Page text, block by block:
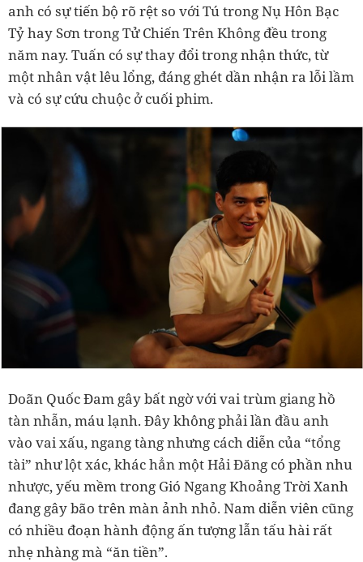
anh có sự tiến bộ rõ rệt so với Tú trong Nụ Hôn Bạc
Tỷ hay Sơn trong Tử Chiến Trên Không đều trong
năm nay. Tuấn có sự thay đổi trong nhận thức, từ
một nhân vật lêu lổng, đáng ghét dần nhận ra lỗi lầm
và có sự cứu chuộc ở cuối phim.
Doãn Quốc Đam gây bất ngờ với vai trùm giang hồ
tàn nhẫn, máu lạnh. Đây không phải lần đầu anh
vào vai xấu, ngang tàng nhưng cách diễn của “tổng
tài” như lột xác, khác hẳn một Hải Đăng có phần nhu
nhược, yếu mềm trong Gió Ngang Khoảng Trời Xanh
đang gây bão trên màn ảnh nhỏ. Nam diễn viên cũng
có nhiều đoạn hành động ấn tượng lẫn tấu hài rất
nhẹ nhàng mà “ăn tiền”.